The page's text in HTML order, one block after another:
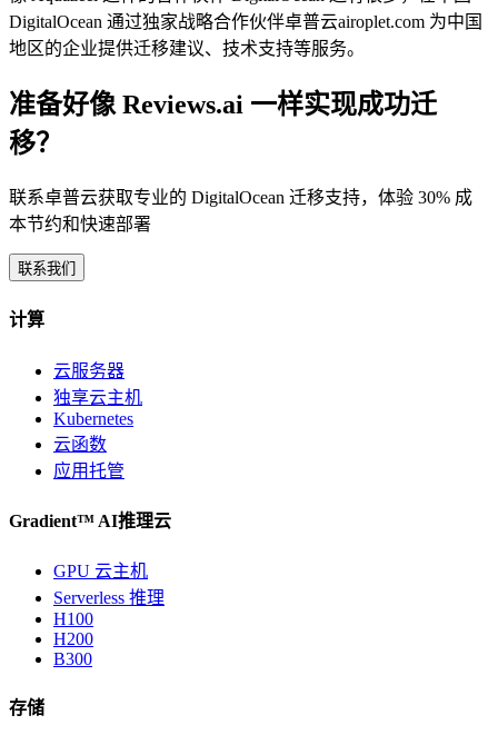
DigitalOcean 通过独家战略合作伙伴卓普云airoplet.com 为中国
地区的企业提供迁移建议、技术支持等服务。
准备好像 Reviews.ai 一样实现成功迁
移？
联系卓普云获取专业的 DigitalOcean 迁移支持，体验 30% 成
本节约和快速部署
联系我们
计算
云服务器
独享云主机
Kubernetes
云函数
应用托管
Gradient™ AI推理云
GPU 云主机
Serverless 推理
H100
H200
B300
存储